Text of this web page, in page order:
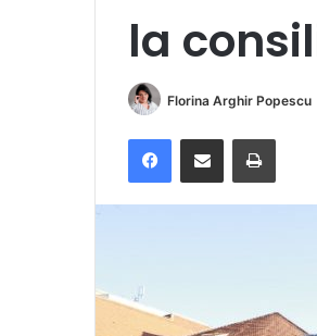
la
Florina Arghir Popescu
FacebookDistribuie prin e-mail